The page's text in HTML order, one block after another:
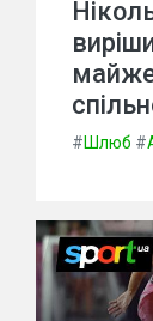
#Шлюб #